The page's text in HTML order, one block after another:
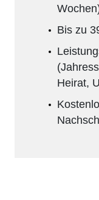
Bis zu
Heirat,